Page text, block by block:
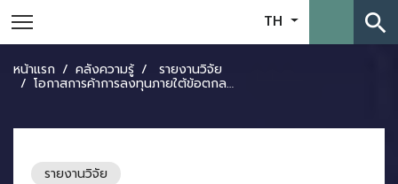
TH search
หน้าแรก คลังความรู้ รายงานวิจัย
โอกาสการค้าการลงทุนภายใต้ข้อตกลงการค้าเสรีไทย – อินเดีย และอาเซียน – อินเดีย ศึกษาเจาะลึกเป็นรายรัฐ
รายงานวิจัย